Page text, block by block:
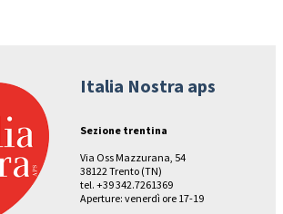
Italia Nostra aps
Sezione trentina
Via Oss Mazzurana, 54
38122 Trento (TN)
tel. +39 342.7261369
Aperture: venerdì ore 17-19